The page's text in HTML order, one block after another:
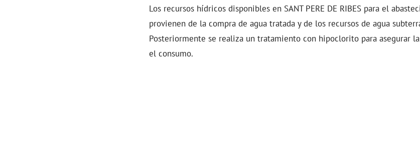
Los recursos hídricos disponibles en SANT PERE DE RIBES para el
provienen de la compra de agua tratada y de los recursos de agua
Posteriormente se realiza un tratamiento con hipoclorito para asegurar
el consumo.